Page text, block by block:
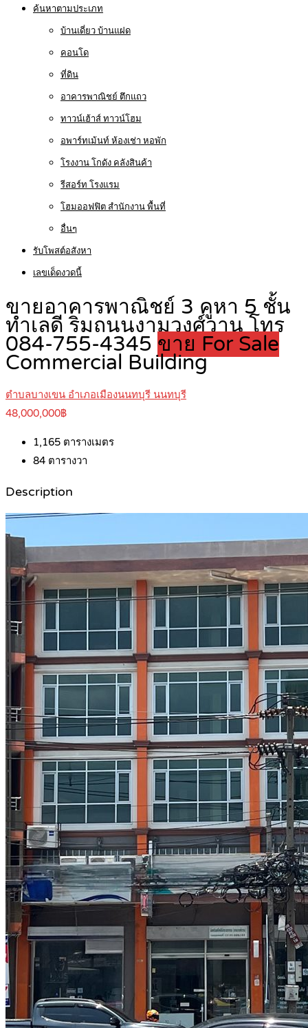
ค้นหาตามประเภท
บ้านเดี่ยว บ้านแฝด
คอนโด
ที่ดิน
อาคารพาณิชย์ ตึกแถว
ทาวน์เฮ้าส์ ทาวน์โฮม
อพาร์ทเม้นท์ ห้องเช่า หอพัก
โรงงาน โกดัง คลังสินค้า
รีสอร์ท โรงแรม
โฮมออฟฟิต สำนักงาน พื้นที่
อื่นๆ
รับโพสต์อสังหา
เลขเด็ดงวดนี้
ขายอาคารพาณิชย์ 3 คูหา 5 ชั้น
ทำเลดี ริมถนนงามวงศ์วาน โทร
084-755-4345 ขาย For Sale
Commercial Building
ตำบลบางเขน อำเภอเมืองนนทบุรี นนทบุรี
48,000,000฿
1,165 ตารางเมตร
84 ตารางวา
Description